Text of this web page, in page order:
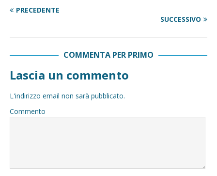
PRECEDENTE
SUCCESSIVO
COMMENTA PER PRIMO
Lascia un commento
L'indirizzo email non sarà pubblicato.
Commento